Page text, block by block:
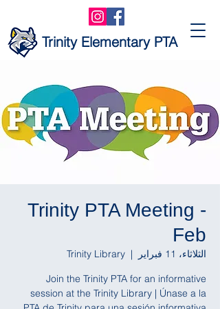
Trinity Elementary PTA
Trinity PTA Meeting -
Feb
الثلاثاء، 11 فبراير
  |
Trinity Library
Join the Trinity PTA for an informative
session at the Trinity Library | Únase a la